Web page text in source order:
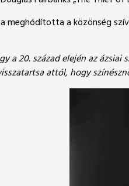
meghódította a közönség
a 20. század elején az
attól, hogy